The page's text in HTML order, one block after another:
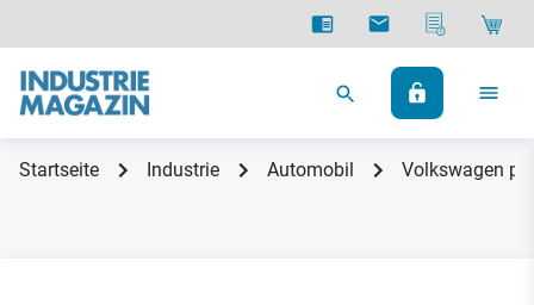
Startseite Industrie Automobil Volkswagen